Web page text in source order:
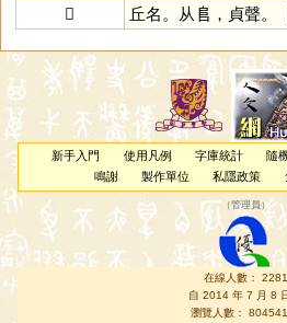
𨺟
丘名。从𨸏，貞聲。
新手入門 使用凡例 字庫統計 隨
鳴謝
製作單位 私隱政策
（管理員 ）
在線人數： 2281
自 2014 年 7 月 8
瀏覽人數：